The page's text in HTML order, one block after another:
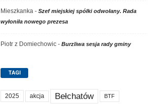
Mieszkanka- Szef miejskiej spółki odwołany. Rada
wyłoniła nowego prezesa
Piotr z Domiechowic- Burzliwa sesja rady gminy
TAGI
2025 akcja Bełchatów BTF